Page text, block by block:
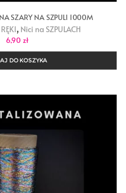
SZARY NA SZPULI 1000M
, Nici na SZPULACH
6,90 zł
DO KOSZYKA